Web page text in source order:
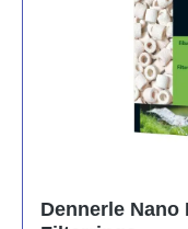
Dennerle Nano